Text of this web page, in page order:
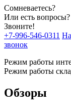
Сомневаетесь?
Или есть вопросы?
Звоните!
+7-996-546-0311
звонок
Режим работы
Режим работы
Обзоры